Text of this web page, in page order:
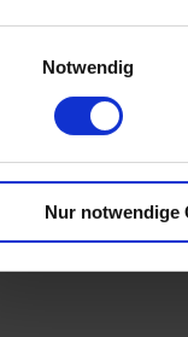
Notwendig
Nur notwendige
Sie die
und